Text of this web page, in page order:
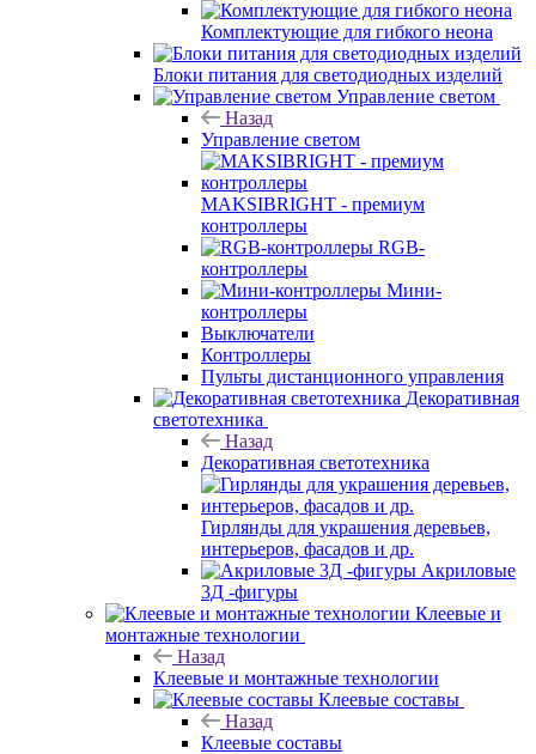
Комплектующие для гибкого неона
Блоки питания для светодиодных изделий
Управление светом
Назад
Управление светом
MAKSIBRIGHT - премиум
контроллеры
RGB-
контроллеры
Мини-
контроллеры
Выключатели
Контроллеры
Пульты дистанционного управления
Декоративная
светотехника
Назад
Декоративная светотехника
Гирлянды для украшения деревьев,
интерьеров, фасадов и др.
Акриловые
3Д -фигуры
Клеевые и
монтажные технологии
Назад
Клеевые и монтажные технологии
Клеевые составы
Назад
Клеевые составы